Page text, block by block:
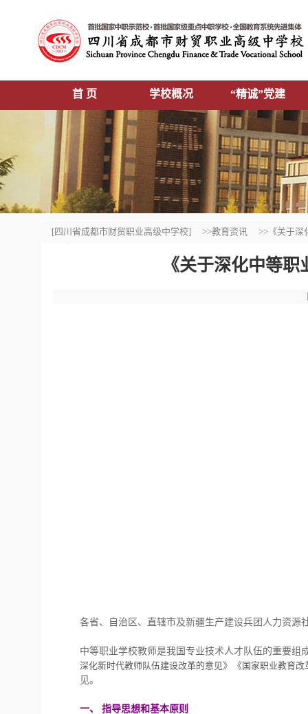
[四川省成都市财贸职业高级中学校] >>教育资讯 >>《关于深
《关于深化中等
各省、自治区、直辖市及新疆生产建设兵团人力资
中等职业学校教师是我国专业技术人才队伍的重要
深化新时代教师队伍建设改革的意见》《国家职业教育改
见。
一、 指导思想和基本原则
首 页 学校概况 “精诚”党建